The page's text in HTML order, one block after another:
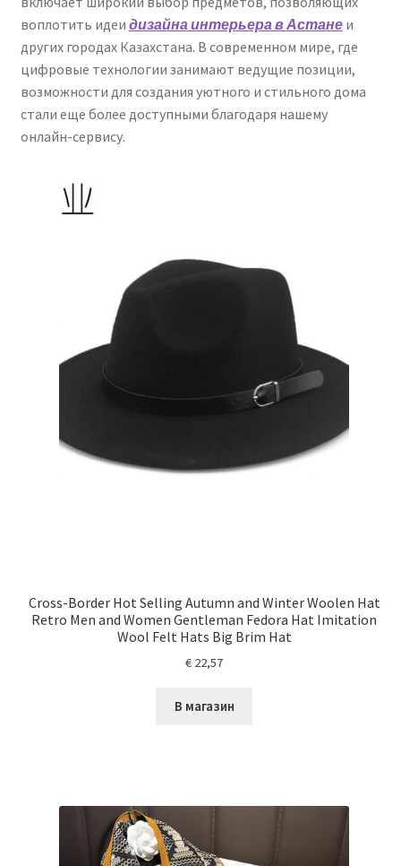
воплотить идеи дизайна интерьера в Астанеи
других городах Казахстана. В современном мире, где
цифровые технологии занимают ведущие позиции,
возможности для создания уютного и стильного дома
стали еще более доступными благодаря нашему
онлайн-сервису.
Cross-Border Hot Selling Autumn and Winter Woolen Hat
Retro Men and Women Gentleman Fedora Hat Imitation
Wool Felt Hats Big Brim Hat
€ 22,57
В магазин